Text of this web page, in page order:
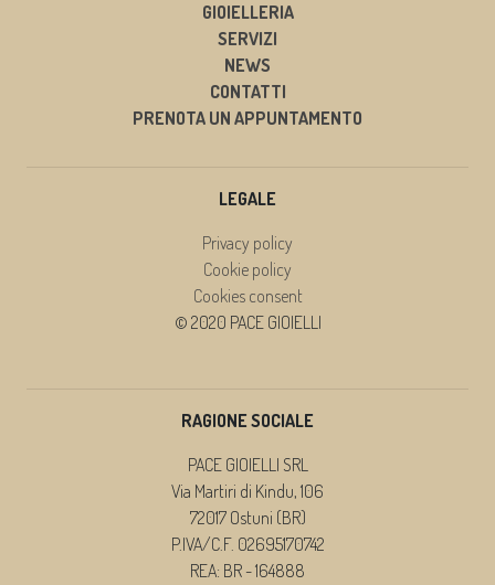
GIOIELLERIA
SERVIZI
NEWS
CONTATTI
PRENOTA UN APPUNTAMENTO
LEGALE
Privacy policy
Cookie policy
Cookies consent
© 2020 PACE GIOIELLI
RAGIONE SOCIALE
PACE GIOIELLI SRL
Via Martiri di Kindu, 106
72017 Ostuni (BR)
P.IVA/C.F. 02695170742
REA: BR - 164888